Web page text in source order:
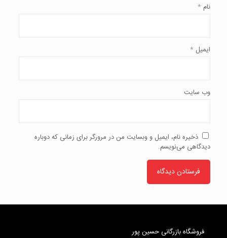
نام *
ایمیل *
وب‌ سایت
ذخیره نام، ایمیل و وبسایت من در مرورگر برای زمانی که دوباره
دیدگاهی می‌نویسم.
فروشگاه بازرگانی حسین پور